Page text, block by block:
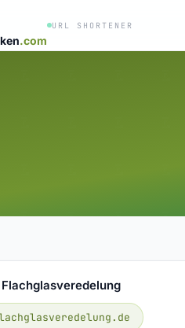
.com
URL SHORTENER
Flachglasveredelung